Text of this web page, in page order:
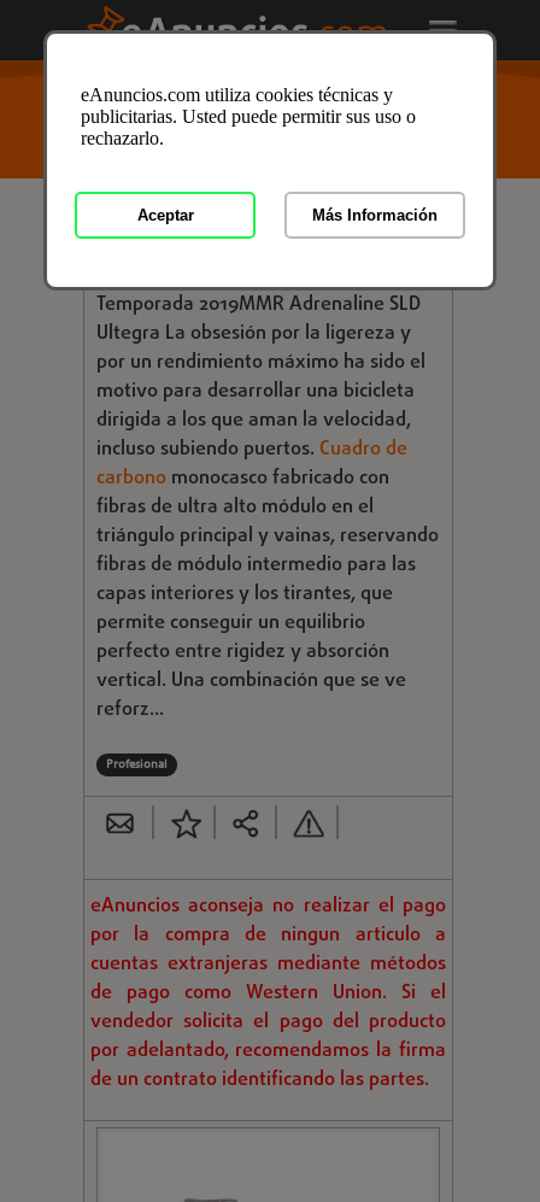
USTED ESTÁ AQUÍ>Anuncios clasificados/Deporte y
Nautica/Deportes/Bicicletas/Bicicletas de
Carretera/Bicicletas de Carretera en Alicante
€ 3.999,00
Temporada 2019MMR Adrenaline SLD
Ultegra La obsesión por la ligereza y
por un rendimiento máximo ha sido el
motivo para desarrollar una bicicleta
dirigida a los que aman la velocidad,
incluso subiendo puertos. Cuadro de
carbono monocasco fabricado con
fibras de ultra alto módulo en el
triángulo principal y vainas, reservando
fibras de módulo intermedio para las
capas interiores y los tirantes, que
permite conseguir un equilibrio
perfecto entre rigidez y absorción
vertical. Una combinación que se ve
reforz...
Profesional
eAnuncios aconseja no realizar el pago
por la compra de ningun articulo a
cuentas extranjeras mediante métodos
de pago como Western Union. Si el
vendedor solicita el pago del producto
por adelantado, recomendamos la firma
de un contrato identificando las partes.
eAnuncios.com utiliza cookies técnicas y
publicitarias. Usted puede permitir sus uso o
rechazarlo.
Aceptar Más Información